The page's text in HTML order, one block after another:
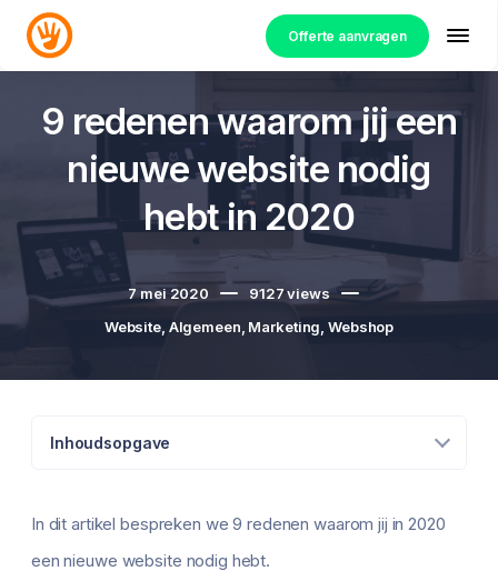
Offerte aanvragen
9 redenen waarom jij een
nieuwe website nodig
hebt in 2020
7 mei 2020 9127views
Website, Algemeen Marketing ,Webshop
Inhoudsopgave
In dit artikel bespreken we 9 redenen waarom jij in 2020
een nieuwe website nodig hebt.